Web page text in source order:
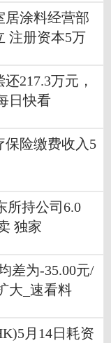
居涂料经营部
注册资本5万
217.3万元，
日快看
保险缴费收入5
所持公司6.0
独家
差为-35.00元/
大_速看料
月14日耗资